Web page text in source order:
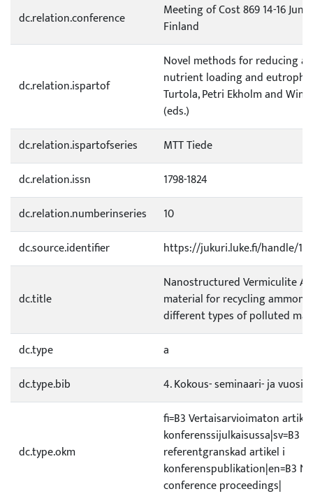
dc.relation.conference
Meeting of Cost 869 14-16
Finland
dc.relation.ispartof
Novel methods for reducing
nutrient loading and
Turtola, Petri Ekholm and Wim
(eds.)
dc.relation.ispartofseries
MTT Tiede
dc.relation.issn
1798-1824
dc.relation.numberinseries
10
dc.source.identifier
https://jukuri.luke.fi/handle/
dc.title
Nanostructured Vermiculite A
material for recycling
different types of polluted
dc.type
a
dc.type.bib
4. Kokous- seminaari- ja
dc.type.okm
fi=B3 Vertaisarvioimaton
konferenssijulkaisussa|sv=B3
referentgranskad artikel i
konferenspublikation|en=B3
conference proceedings|